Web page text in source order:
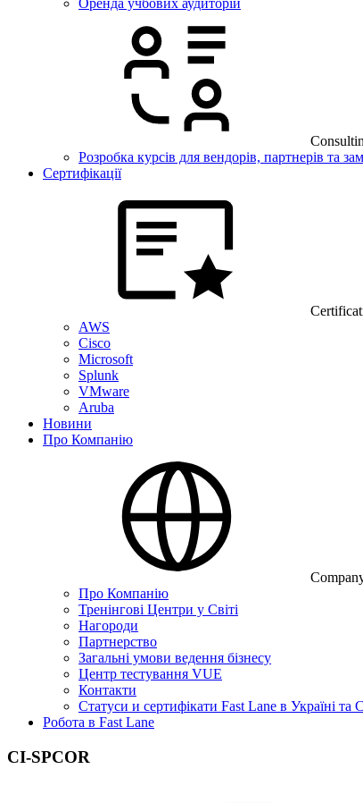
Оренда учбових аудиторій
Розробка курсів для вендорів, партнерів та
Сертифікації
AWS
Cisco
Microsoft
Splunk
VMware
Aruba
Новини
Про Компанію
Про Компанію
Тренінгові Центри у Світі
Нагороди
Партнерство
Загальні умови ведення бізнесу
Центр тестування VUE
Контакти
Статуси и сертифікати Fast Lane в Україні та
Робота в Fast Lane
CI-SPCOR